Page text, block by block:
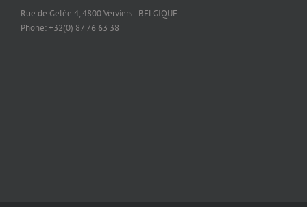
Rue de Gelée 4, 4800 Verviers - BELGIQUE
Phone: +32(0) 87 76 63 38